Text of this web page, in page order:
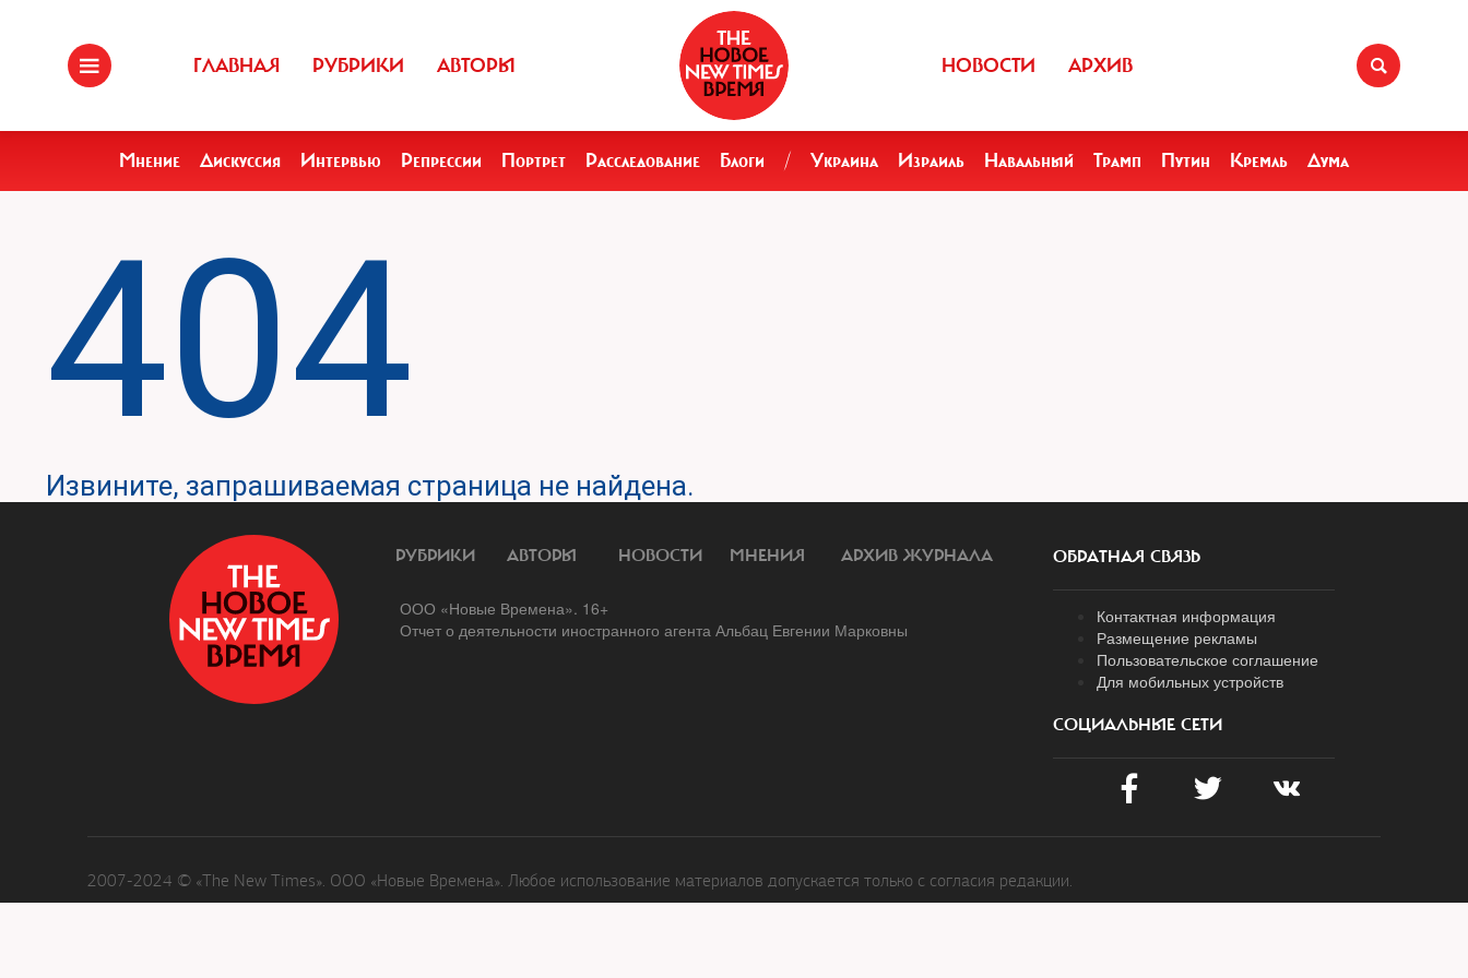
ГЛАВНАЯ РУБРИКИ АВТОРЫ НОВОСТИ АРХИВ
Мнение Дискуссия Интервью Репрессии Портрет Расследование Блоги / Украина Израиль Навальный Трамп Путин Кремль Дума
404
Извините, запрашиваемая страница не найдена.
РУБРИКИ АВТОРЫ НОВОСТИ МНЕНИЯ АРХИВ ЖУРНАЛА
ООО «Новые Времена». 16+
Отчет о деятельности иностранного агента Альбац Евгении Марковны
ОБРАТНАЯ СВЯЗЬ
Контактная информация
Размещение рекламы
Пользовательское соглашение
Для мобильных устройств
СОЦИАЛЬНЫЕ СЕТИ
2007-2024 © «The New Times». ООО «Новые Времена». Любое использование материалов допускается только с согласия редакции.